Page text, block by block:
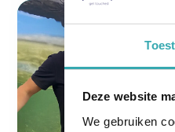
Deze website
We gebruiken